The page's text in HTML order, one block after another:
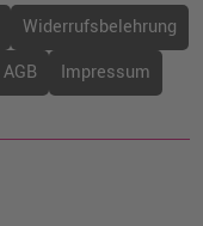
Widerrufsbelehrung
AGB Impressum